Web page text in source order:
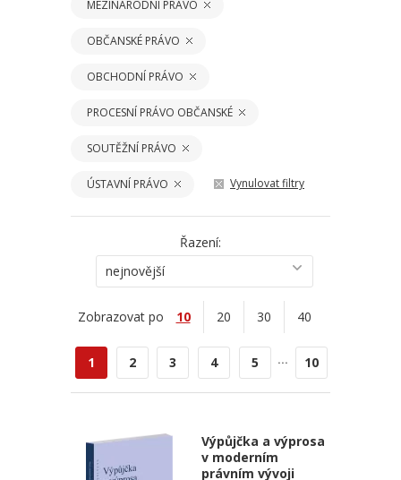
MEZINÁRODNÍ PRÁVO
OBČANSKÉ PRÁVO
OBCHODNÍ PRÁVO
PROCESNÍ PRÁVO OBČANSKÉ
SOUTĚŽNÍ PRÁVO
ÚSTAVNÍ PRÁVO Vynulovat filtry
Řazení:
nejnovější
Zobrazovat po 10 20 30 40
1 2 3 4 5 ... 10
Výpůjčka a výprosa
v moderním
právním vývoji